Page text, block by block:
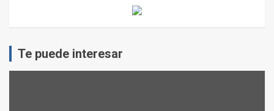
Te puede interesar